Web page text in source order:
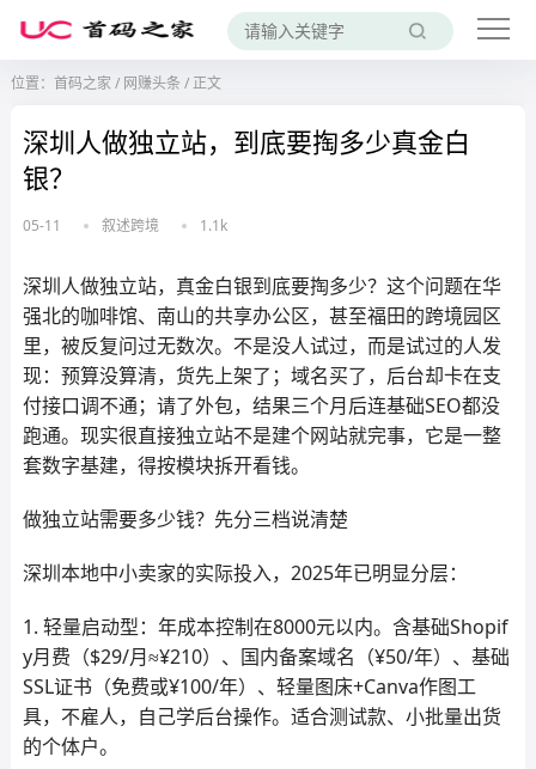
位置： 首码之家 / 网赚头条 /正文
深圳人做独立站，到底要掏多少真金白
银？
05-11 叙述跨境 1.1k
深圳人做独立站，真金白银到底要掏多少？这个问题在华
强北的咖啡馆、南山的共享办公区，甚至福田的跨境园区
里，被反复问过无数次。不是没人试过，而是试过的人发
现：预算没算清，货先上架了；域名买了，后台却卡在支
付接口调不通；请了外包，结果三个月后连基础SEO都没
跑通。现实很直接独立站不是建个网站就完事，它是一整
套数字基建，得按模块拆开看钱。
做独立站需要多少钱？先分三档说清楚
深圳本地中小卖家的实际投入，2025年已明显分层：
1. 轻量启动型：年成本控制在8000元以内。含基础Shopif
y月费（$29/月≈¥210）、国内备案域名（¥50/年）、基础
SSL证书（免费或¥100/年）、轻量图床+Canva作图工
具，不雇人，自己学后台操作。适合测试款、小批量出货
的个体户。